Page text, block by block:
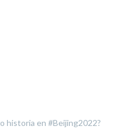
historia en #Beijing2022?